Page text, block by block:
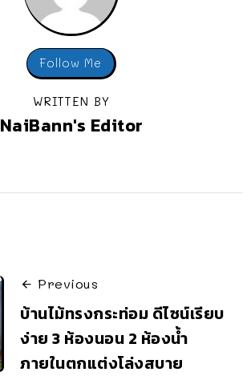
Follow Me
WRITTEN BY
NaiBann's Editor
Previous
บ้านไม้ทรงกระท่อม ดีไซน์เรียบ
ง่าย 3 ห้องนอน 2 ห้องน้ำ
ภายในตกแต่งโล่งสบาย